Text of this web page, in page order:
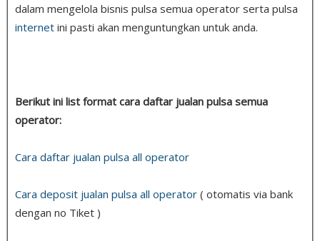
dalam mengelola bisnis pulsa semua operator serta pulsa
internet ini pasti akan menguntungkan untuk anda.
Berikut ini list format cara daftar jualan pulsa semua
operator:
Cara daftar jualan pulsa all operator
Cara deposit jualan pulsa all operator ( otomatis via bank
dengan no Tiket )